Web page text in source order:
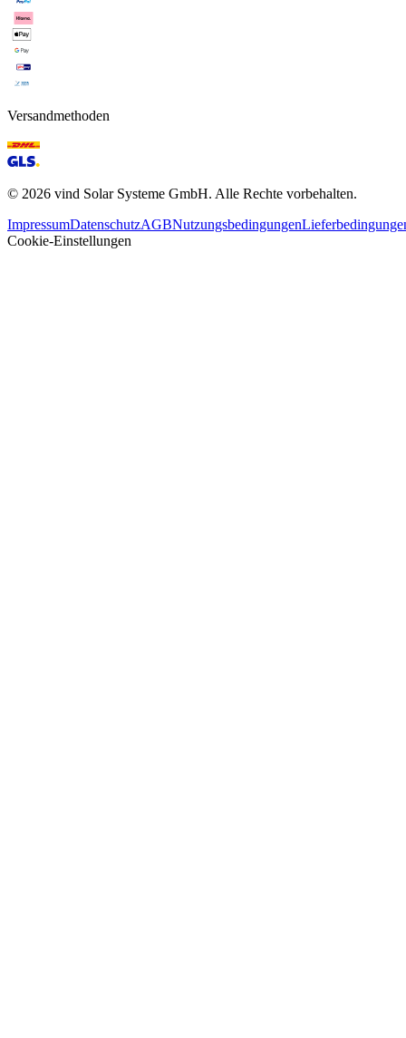
Versandmethoden
© 2026 vind Solar Systeme GmbH. Alle Rechte vorbehalten.
ImpressumDatenschutzAGBNutzungsbedingungen
Cookie-Einstellungen